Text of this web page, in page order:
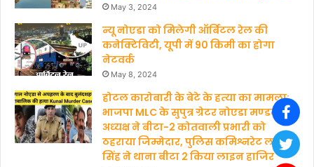
May 3, 2024
न्यू नोएडा को मिलेगी ऑर्बिटल रेल की
कनेक्टिविटी, यूपी में 90 किमी का होगा
नेटवर्क
May 8, 2024
होटल कारोबारी के बेटे के हत्‍या का मामला:
भाजपा MLC के सुपुत्र ग्रेटर नोएडा मण्‍डल
अध्‍यक्ष ने बीटा-2 कोतवाली प्रभारी को
ठहराया जिम्मेदार, पुलिस कमिश्नरेट लक्ष्मी
सिंह ने थाना बीटा 2 किया लाइन हाजिर